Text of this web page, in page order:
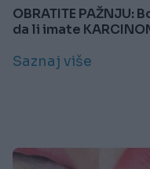
OBRATITE PAŽNJU:
da li imate
Saznaj više